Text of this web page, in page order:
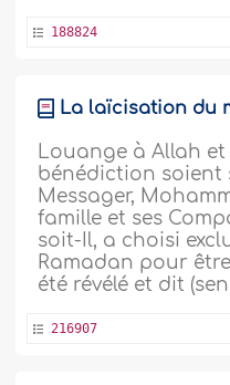
188824
La laïcisation du
Louange à Allah
bénédiction soient
Messager,
famille et ses
soit-Il, a choisi
Ramadan pour
été révélé et dit
216907